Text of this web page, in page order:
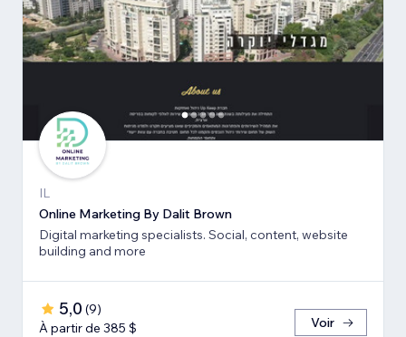
IL
Online Marketing By Dalit Brown
Digital marketing specialists. Social, content, website
building and more
5,0 (9)
À partir de 385 $
Voir